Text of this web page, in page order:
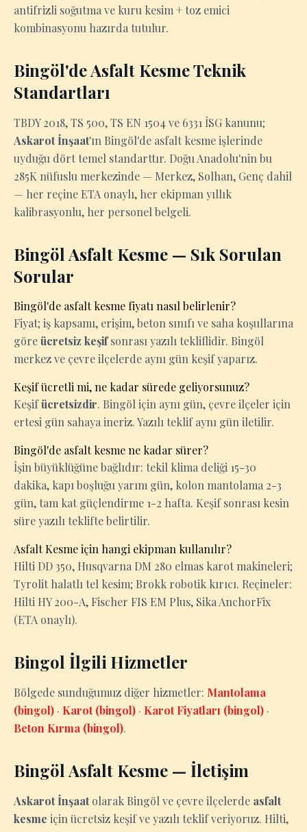
antifrizli soğutma ve kuru kesim + toz emici
kombinasyonu hazırda tutulur.
Bingöl'de Asfalt Kesme Teknik
Standartları
TBDY 2018, TS 500, TS EN 1504 ve 6331 İSG kanunu;
Askarot İnşaat'ın Bingöl'de asfalt kesme işlerinde
uyduğu dört temel standarttır. Doğu Anadolu'nin bu
285K nüfuslu merkezinde — Merkez, Solhan, Genç dahil
— her reçine ETA onaylı, her ekipman yıllık
kalibrasyonlu, her personel belgeli.
Bingöl Asfalt Kesme — Sık Sorulan
Sorular
Bingöl'de asfalt kesme fiyatı nasıl belirlenir?
Fiyat; iş kapsamı, erişim, beton sınıfı ve saha koşullarına
göreücretsiz keşifsonrası yazılı tekliflidir. Bingöl
merkez ve çevre ilçelerde aynı gün keşif yaparız.
Keşif ücretli mi, ne kadar sürede geliyorsunuz?
Keşifücretsizdir. Bingöl için aynı gün, çevre ilçeler için
ertesi gün sahaya ineriz. Yazılı teklif aynı gün iletilir.
Bingöl'de asfalt kesme ne kadar sürer?
İşin büyüklüğüne bağlıdır: tekil klima deliği 15-30
dakika, kapı boşluğu yarım gün, kolon mantolama 2-3
gün, tam kat güçlendirme 1-2 hafta. Keşif sonrası kesin
süre yazılı teklifte belirtilir.
Asfalt Kesme için hangi ekipman kullanılır?
Hilti DD 350, Husqvarna DM 280 elmas karot makineleri;
Tyrolit halatlı tel kesim; Brokk robotik kırıcı. Reçineler:
Hilti HY 200-A, Fischer FIS EM Plus, Sika AnchorFix
(ETA onaylı).
Bingol İlgili Hizmetler
Bölgede sunduğumuz diğer hizmetler: Mantolama
(bingol) · Karot (bingol) · Karot Fiyatları (bingol) ·
Beton Kırma (bingol).
Bingöl Asfalt Kesme — İletişim
Askarot İnşaatolarak Bingöl ve çevre ilçelerde asfalt
kesme için ücretsiz keşif ve yazılı teklif veriyoruz. Hilti,